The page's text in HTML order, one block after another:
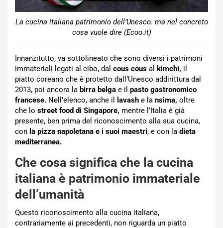
La cucina italiana patrimonio dell’Unesco: ma nel concreto
cosa vuole dire (Ecoo.it)
Innanzitutto, va sottolineato che sono diversi i patrimoni
immateriali legati al cibo, dal cous cous al kimchi, il
piatto coreano che è protetto dall’Unesco addirittura dal
2013, poi ancora la birra belga e il pasto gastronomico
francese. Nell’elenco, anche il lavash e la nsima, oltre
che lo street food di Singapore, mentre l’Italia è già
presente, ben prima del riconoscimento alla sua cucina,
con la pizza napoletana e i suoi maestri, e con la dieta
mediterranea.
Che cosa significa che la cucina
italiana è patrimonio immateriale
dell’umanità
Questo riconoscimento alla cucina italiana,
contrariamente ai precedenti, non riguarda un piatto